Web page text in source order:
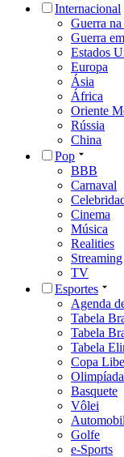
Internacional
Guerra
Guerra
Estados
Europa
Ásia
África
Oriente
Rússia
China
Pop
BBB
Carnaval
Cinema
Música
Realities
Streaming
TV
Esportes
Agenda
Tabela
Tabela
Tabela
Copa
Basquete
Vôlei
Golfe
e-Sports